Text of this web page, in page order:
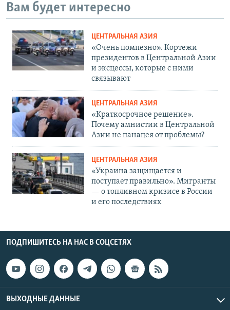
Вам будет интересно
ЦЕНТРАЛЬНАЯ АЗИЯ
«Очень помпезно». Кортежи
президентов в Центральной Азии
и эксцессы, которые с ними
связывают
ЦЕНТРАЛЬНАЯ АЗИЯ
«Краткосрочное решение».
Почему амнистии в Центральной
Азии не панацея от проблемы?
ЦЕНТРАЛЬНАЯ АЗИЯ
«Украина защищается и
поступает правильно». Мигранты
— о топливном кризисе в России
и его последствиях
ПОДПИШИТЕСЬ НА НАС В СОЦСЕТЯХ
ВЫХОДНЫЕ ДАННЫЕ